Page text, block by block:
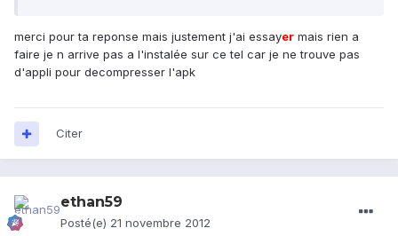
merci pour ta reponse mais justement j'ai essayer mais rien a
faire je n arrive pas a l'instalée sur ce tel car je ne trouve pas
d'appli pour decompresser l'apk
Citer
ethan59
Posté(e) 21 novembre 2012